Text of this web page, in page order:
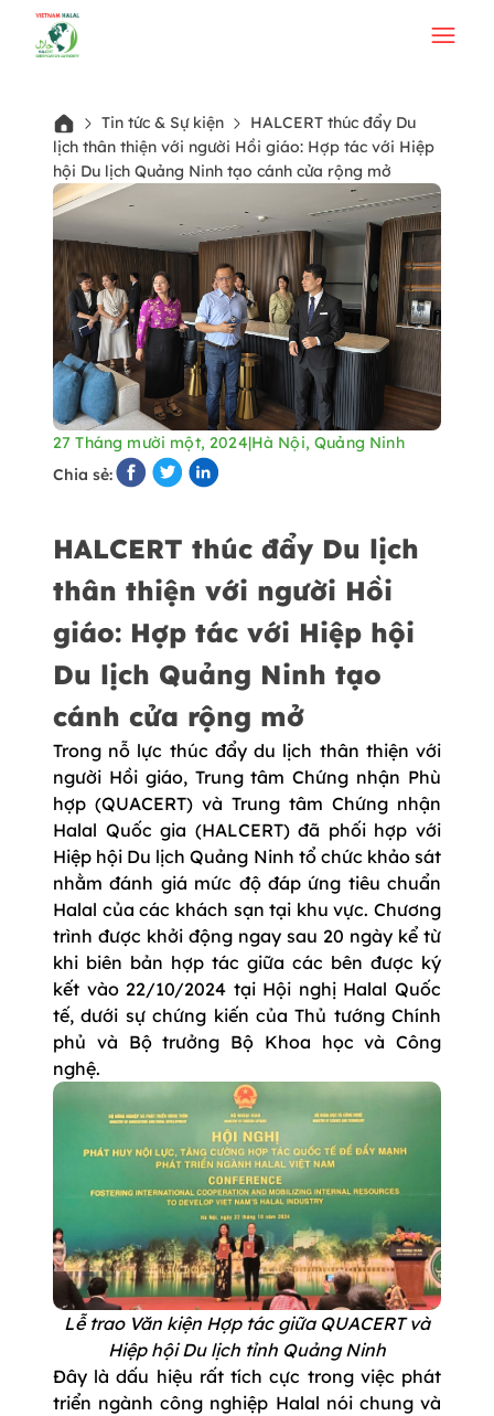
Tin tức & Sự kiện
HALCERT thúc đẩy Du
lịch thân thiện với người Hồi giáo: Hợp tác với Hiệp
hội Du lịch Quảng Ninh tạo cánh cửa rộng mở
27 Tháng mười một, 2024|Hà Nội, Quảng Ninh
Chia sẻ:
HALCERT thúc đẩy Du lịch
thân thiện với người Hồi
giáo: Hợp tác với Hiệp hội
Du lịch Quảng Ninh tạo
cánh cửa rộng mở
Trong nỗ lực thúc đẩy du lịch thân thiện với
người Hồi giáo, Trung tâm Chứng nhận Phù
hợp (QUACERT) và Trung tâm Chứng nhận
Halal Quốc gia (HALCERT) đã phối hợp với
Hiệp hội Du lịch Quảng Ninh tổ chức khảo sát
nhằm đánh giá mức độ đáp ứng tiêu chuẩn
Halal của các khách sạn tại khu vực. Chương
trình được khởi động ngay sau 20 ngày kể từ
khi biên bản hợp tác giữa các bên được ký
kết vào 22/10/2024 tại Hội nghị Halal Quốc
tế, dưới sự chứng kiến của Thủ tướng Chính
phủ và Bộ trưởng Bộ Khoa học và Công
nghệ.
Lễ trao Văn kiện Hợp tác giữa QUACERT và
Hiệp hội Du lịch tỉnh Quảng Ninh
Đây là dấu hiệu rất tích cực trong việc phát
triển ngành công nghiệp Halal nói chung và